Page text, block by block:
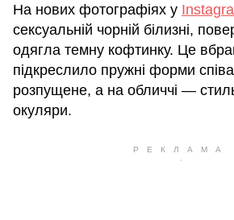
На нових фотографіях у
сексуальній чорній білизні,
одягла темну кофтинку. Це
підкреслило пружні форми
розпущене, а на обличчі —
окуляри.